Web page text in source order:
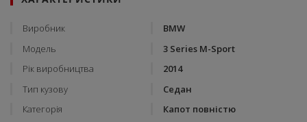
Виробник
BMW
Модель
3 Series M-Sport
Рік виробництва
2014
Тип кузову
Седан
Категорія
Капот повністю